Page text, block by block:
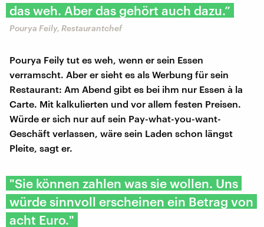
das weh. Aber das gehört auch dazu.”
Pourya Feily, Restaurantchef
Pourya Feily tut es weh, wenn er sein Essen
verramscht. Aber er sieht es als Werbung für sein
Restaurant: Am Abend gibt es bei ihm nur Essen à la
Carte. Mit kalkulierten und vor allem festen Preisen.
Würde er sich nur auf sein Pay-what-you-want-
Geschäft verlassen, wäre sein Laden schon längst
Pleite, sagt er.
"Sie können zahlen was sie wollen. Uns
würde sinnvoll erscheinen ein Betrag von
acht Euro."